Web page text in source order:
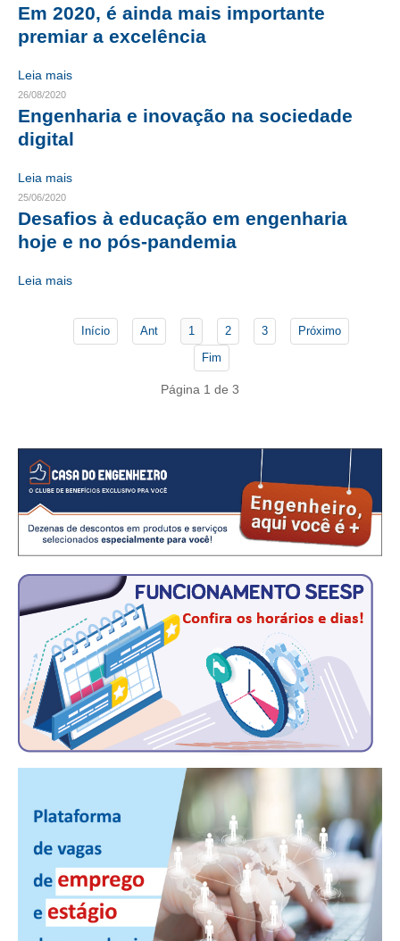
CONTATO
CURSOS
ENGENHEIRO EMPREENDEDOR
SEESP EDUCAÇÃO
PLATAFORMAS GRATUITAS
BENEFÍCIOS
APOSENTADORIA
PLANO DE SAÚDE
COMUNICAÇÃO
PALAVRA DO MURILO
NOTÍCIAS
CONTEÚDO ESPECIAL
JORNAL DO ENGENHEIRO
AGENDA
SEESP NOTÍCIAS
NOTÍCIAS NO WHATSAPP
FOTOS
PUBLICIDADE
MANUAL DE REDAÇÃO
RELEASES
Em 2020, é ainda mais importante
premiar a excelência
Leia mais
26/08/2020
Engenharia e inovação na sociedade
digital
Leia mais
25/06/2020
Desafios à educação em engenharia
hoje e no pós-pandemia
Leia mais
Início Ant 1 2 3
Próximo
Fim
Página 1 de 3